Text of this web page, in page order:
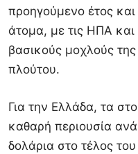
προηγούμενο έτος
άτομα, με τις ΗΠΑ
βασικούς μοχλούς
πλούτου.
Για την Ελλάδα, τα
καθαρή περιουσία
δολάρια στο τέλος